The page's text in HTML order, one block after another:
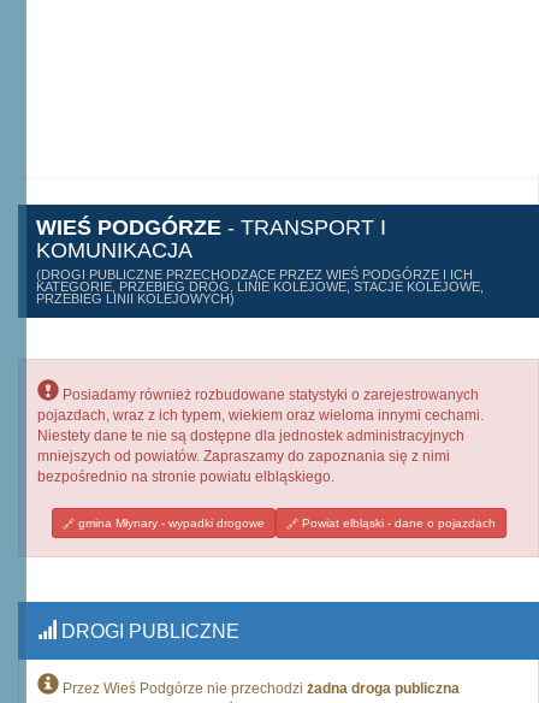
WIEŚ PODGÓRZE - TRANSPORT I
KOMUNIKACJA
(DROGI PUBLICZNE PRZECHODZĄCE PRZEZ WIEŚ PODGÓRZE I ICH
KATEGORIE, PRZEBIEG DRÓG, LINIE KOLEJOWE, STACJE KOLEJOWE,
PRZEBIEG LINII KOLEJOWYCH)
Posiadamy również rozbudowane statystyki o zarejestrowanych
pojazdach, wraz z ich typem, wiekiem oraz wieloma innymi cechami.
Niestety dane te nie są dostępne dla jednostek administracyjnych
mniejszych od powiatów. Zapraszamy do zapoznania się z nimi
bezpośrednio na stronie powiatu elbląskiego.
gmina Młynary - wypadki drogowe Powiat elbląski - dane o pojazdach
DROGI PUBLICZNE
Przez Wieś Podgórze nie przechodzi żadna droga publiczna